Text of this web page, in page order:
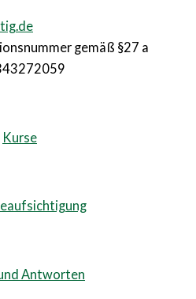
gemäß §27 a
Kurse
Antworten